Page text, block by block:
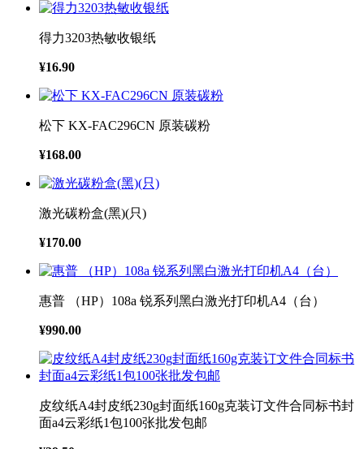
得力3203热敏收银纸
¥16.90
松下 KX-FAC296CN 原装碳粉
¥168.00
激光碳粉盒(黑)(只)
¥170.00
惠普 （HP）108a 锐系列黑白激光打印机A4（台）
¥990.00
皮纹纸A4封皮纸230g封面纸160g克装订文件合同标书封
面a4云彩纸1包100张批发包邮